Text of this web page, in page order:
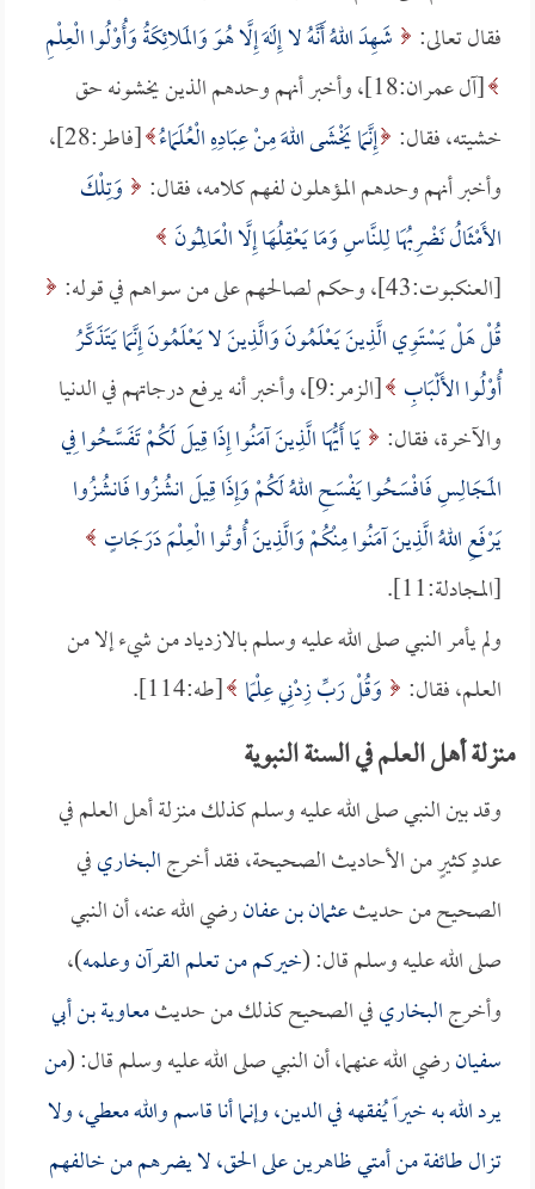
فقال تعالى:
شَهِدَ اللهُ أَنَّهُ لا إِلَهَ إِلَّا هُوَ وَالمَلائِكَةُ وَأُوْلُوا الْعِلْمِ
[آل عمران:18]، وأخبر أنهم وحدهم الذين يخشونه حق
خشيته، فقال: إِنَّمَا يَخْشَى اللهَ مِنْ عِبَادِهِ الْعُلَمَاءُ
[فاطر:28]،
وأخبر أنهم وحدهم المؤهلون لفهم كلامه، فقال:
وَتِلْكَ
الأَمْثَالُ نَضْرِبُهَا لِلنَّاسِ وَمَا يَعْقِلُهَا إِلَّا الْعَالِمُونَ
[العنكبوت:43]، وحكم لصالحهم على من سواهم في قوله:
قُلْ هَلْ يَسْتَوِي الَّذِينَ يَعْلَمُونَ وَالَّذِينَ لا يَعْلَمُونَ إِنَّمَا يَتَذَكَّرُ
أُوْلُوا الأَلْبَابِ
[الزمر:9]، وأخبر أنه يرفع درجاتهم في الدنيا
والآخرة، فقال: يَا أَيُّهَا الَّذِينَ آمَنُوا إِذَا قِيلَ لَكُمْ تَفَسَّحُوا فِي
المَجَالِسِ فَافْسَحُوا يَفْسَحِ اللهُ لَكُمْ وَإِذَا قِيلَ انشُزُوا فَانشُزُوا
يَرْفَعِ اللهُ الَّذِينَ آمَنُوا مِنْكُمْ وَالَّذِينَ أُوتُوا الْعِلْمَ دَرَجَاتٍ
[المجادلة:11].
ولم يأمر النبي صلى الله عليه وسلم بالازدياد من شيء إلا من
العلم، فقال:
وَقُلْ رَبِّ زِدْنِي عِلْمًا [طه:114].
منزلة أهل العلم في السنة النبوية
وقد بين النبي صلى الله عليه وسلم كذلك منزلة أهل العلم في
عددٍ كثيرٍ من الأحاديث الصحيحة، فقد أخرجالبخاريفي
الصحيح من حديثعثمان بن عفانرضي الله عنه، أن النبي
صلى الله عليه وسلم قال: (خيركم من تعلم القرآن وعلمه)،
وأخرجالبخاريفي الصحيح كذلك من حديثمعاوية بن أبي
سفيانرضي الله عنهما، أن النبي صلى الله عليه وسلم قال: (من
يرد الله به خيراً يُفقهه في الدين، وإنما أنا قاسم والله معطي، ولا
تزال طائفة من أمتي ظاهرين على الحق، لا يضرهم من خالفهم